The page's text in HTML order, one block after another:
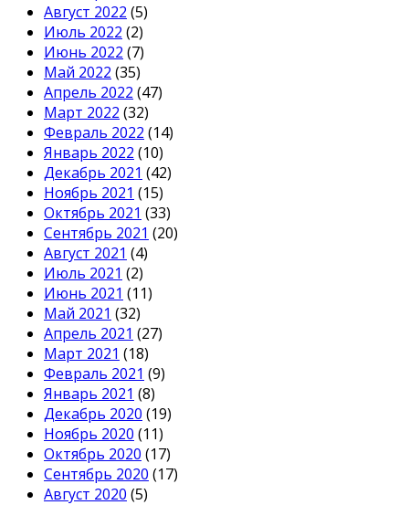
Август 2022 (5)
Июль 2022 (2)
Июнь 2022 (7)
Май 2022 (35)
Апрель 2022 (47)
Март 2022 (32)
Февраль 2022 (14)
Январь 2022 (10)
Декабрь 2021 (42)
Ноябрь 2021 (15)
Октябрь 2021 (33)
Сентябрь 2021 (20)
Август 2021 (4)
Июль 2021 (2)
Июнь 2021 (11)
Май 2021 (32)
Апрель 2021 (27)
Март 2021 (18)
Февраль 2021 (9)
Январь 2021 (8)
Декабрь 2020 (19)
Ноябрь 2020 (11)
Октябрь 2020 (17)
Сентябрь 2020 (17)
Август 2020 (5)